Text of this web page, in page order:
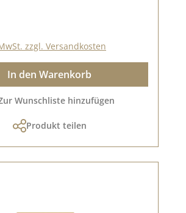
zzgl. Versandkosten
In den Warenkorb
Wunschliste hinzufügen
Produkt teilen